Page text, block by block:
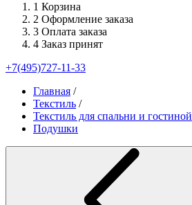
1 Корзина
2 Оформление заказа
3 Оплата заказа
4 Заказ принят
+7(495)727-11-33
Главная /
Текстиль /
Текстиль для спальни и гостиной
Подушки